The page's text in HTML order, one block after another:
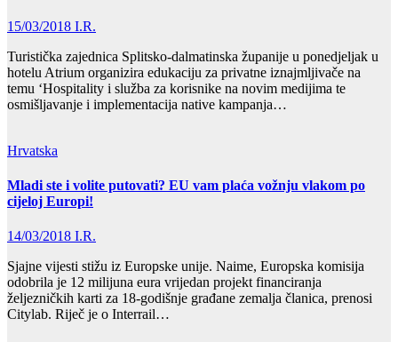
15/03/2018 I.R.
Turistička zajednica Splitsko-dalmatinska županije u ponedjeljak u
hotelu Atrium organizira edukaciju za privatne iznajmljivače na
temu ‘Hospitality i služba za korisnike na novim medijima te
osmišljavanje i implementacija native kampanja…
Hrvatska
Mladi ste i volite putovati? EU vam plaća vožnju vlakom po
cijeloj Europi!
14/03/2018 I.R.
Sjajne vijesti stižu iz Europske unije. Naime, Europska komisija
odobrila je 12 milijuna eura vrijedan projekt financiranja
željezničkih karti za 18-godišnje građane zemalja članica, prenosi
Citylab. Riječ je o Interrail…